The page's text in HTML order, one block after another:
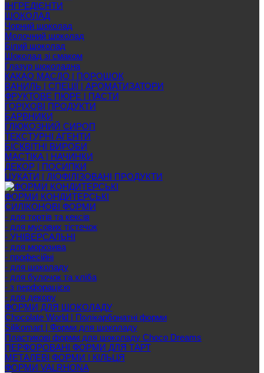
ІНГРЕДІЄНТИ
ШОКОЛАД
Чорний шоколад
Молочний шоколад
Білий шоколад
Шоколад зі смаком
Глазур шоколадна
КАКАО МАСЛО | ПОРОШОК
ВАНИЛЬ | СПЕЦІЇ | АРОМАТИЗАТОРИ
ФРУКТОВЕ ПЮРЕ | ПАСТИ
ГОРІХОВІ ПРОДУКТИ
БАРВНИКИ
ГЛЮКОЗНИЙ СИРОП
ТЕКСТУРНІ АГЕНТИ
БІСКВІТНІ ВИРОБИ
МАСТІКА | НАЧИНКИ
ДЕКОР | ПОСИПКИ
ЦУКАТИ | ЛІОФІЛІЗОВАНІ ПРОДУКТИ
ФОРМИ КОНДИТЕРСЬКІ
СИЛІКОНОВІ ФОРМИ
- для тортів та кексів
- для мусових тістечок
- УНІВЕРСАЛЬНІ
- для морозива
- професійні
- для шоколаду
- для булочок та хліба
- з перфорацією
- для декору
ФОРМИ ДЛЯ ШОКОЛАДУ
Chocolate World | Полікарбонатні форми
Silikomart | Форми для шоколаду
Пластикові форми для шоколаду Choco Dreams
ПЕРФОРОВАНІ ФОРМИ ДЛЯ ТАРТ
МЕТАЛЕВІ ФОРМИ І КІЛЬЦЯ
ФОРМИ VALRHONA